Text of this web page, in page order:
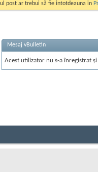
post ar trebui să fie intotdeauna in
Mesaj vBulletin
Acest utilizator nu s-a înregistrat